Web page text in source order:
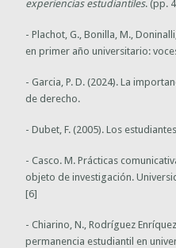
experiencias estudiantiles. (pp.
- Plachot, G., Bonilla, M.,
en primer año universitario:
- Garcia, P. D. (2024). La
de derecho.
- Dubet, F. (2005). Los
- Casco. M. Prácticas
objeto de investigación.
[6]
- Chiarino, N., Rodríguez
permanencia estudiantil en